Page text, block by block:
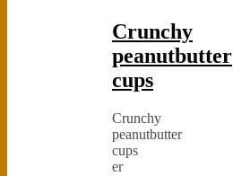
Crunchy
peanutbutter
cups
Crunchy
peanutbutter
cups
er